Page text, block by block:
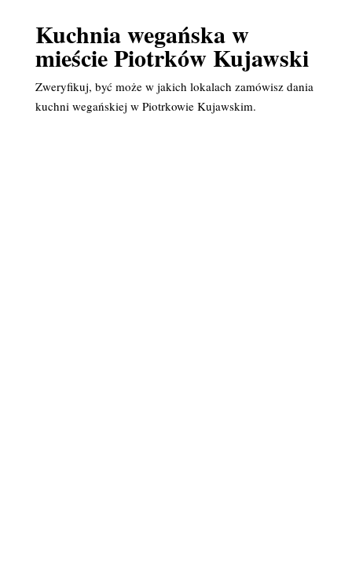
Kuchnia wegańska w
mieście Piotrków Kujawski
Zweryfikuj, być może w jakich lokalach zamówisz dania
kuchni wegańskiej w Piotrkowie Kujawskim.